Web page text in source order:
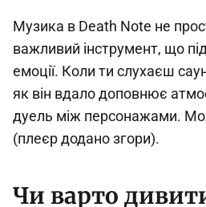
Музика в Death Note не
важливий інструмент, що
емоції. Коли ти слухаєш
як він вдало доповнює
дуель між персонажами.
(плеєр додано згори).
Чи варто